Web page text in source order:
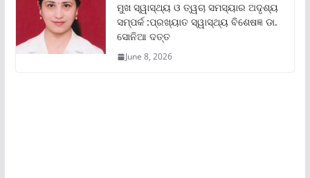
ମୁଖ ସ୍ୱାସ୍ଥ୍ୟ ଓ ତ୍ୱଚା ସମସ୍ୟାର ଅଦୃଶ୍ୟ
ସମ୍ପର୍କ :ପ୍ରଖ୍ୟାତ ସ୍ୱାସ୍ଥ୍ୟ ବିଶେଷଜ୍ଞ ଡା.
ସୋନିଆ ଦତ୍ତ
June 8, 2026